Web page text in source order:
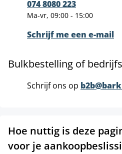
074 8080 223
Ma-vr, 09:00 - 15:00
Schrijf me een e-mail
Bulkbestelling of
Schrijf ons op
Hoe nuttig is deze
voor je